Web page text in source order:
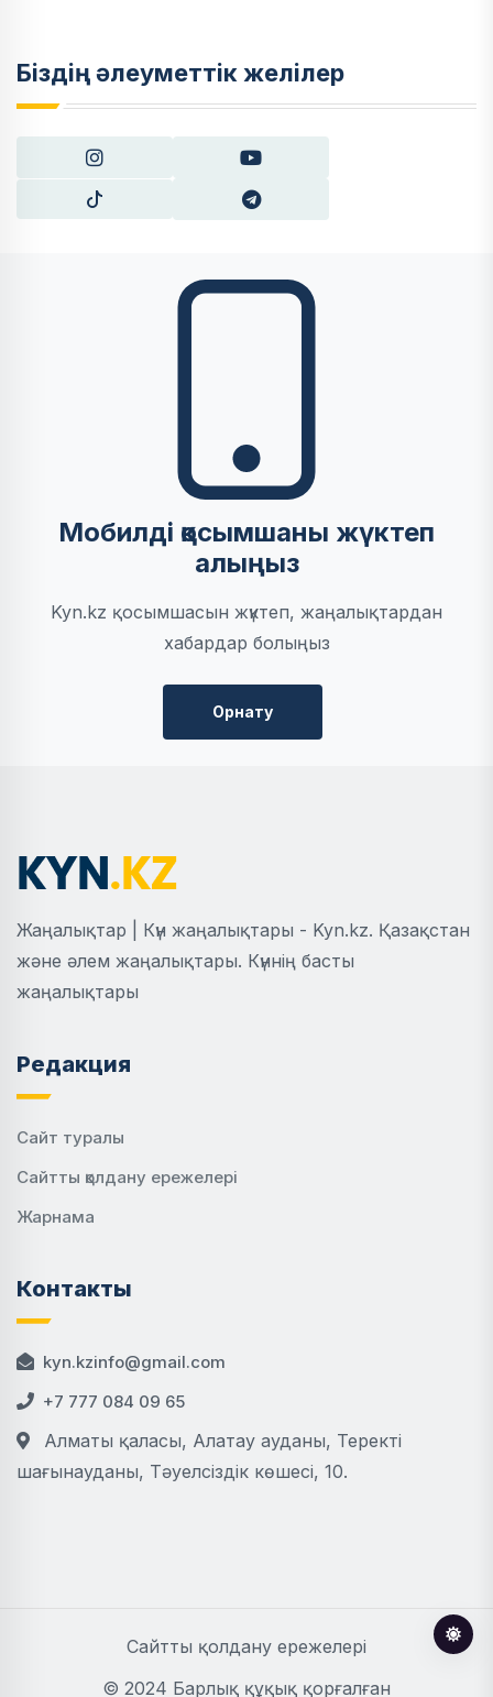
Біздің әлеуметтік желілер
Мобилді қосымшаны жүктеп
алыңыз
Kyn.kz қосымшасын жүктеп, жаңалықтардан
хабардар болыңыз
Орнату
Жаңалықтар | Күн жаңалықтары - Kyn.kz. Қазақстан
және әлем жаңалықтары. Күннің басты
жаңалықтары
Редакция
Сайт туралы
Сайтты қолдану ережелері
Жарнама
Контакты
kyn.kzinfo@gmail.com
+7 777 084 09 65
Алматы қаласы, Алатау ауданы, Теректі
шағынауданы, Тәуелсіздік көшесі, 10.
Сайтты қолдану ережелері
© 2024 Барлық құқық қорғалған